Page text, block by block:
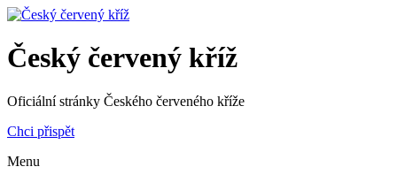
Český červený kříž
Oficiální stránky Českého červeného kříže
Chci přispět
Menu